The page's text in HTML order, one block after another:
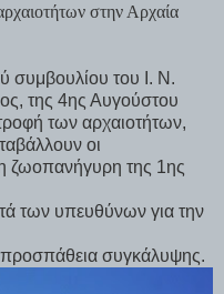
στην Αρχαία
συμβουλίου του Ι. Ν.
της 4ης Αυγούστου
των αρχαιοτήτων,
οι
ζωοπανήγυρη της 1ης
των υπευθύνων για την
συγκάλυψης.